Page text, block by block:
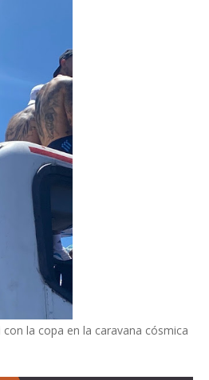
la copa en la caravana cósmica